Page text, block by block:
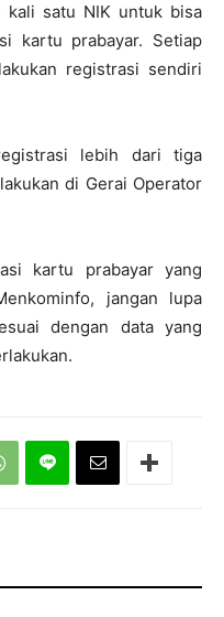
kali satu NIK untuk bisa
kartu prabayar. Setiap
registrasi sendiri
lebih dari tiga
di Gerai Operator
kartu prabayar yang
jangan lupa
dengan data yang